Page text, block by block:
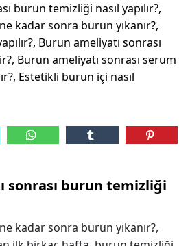
burun temizliği nasıl yapılır?,
kadar sonra burun yıkanır?,
Burun ameliyatı sonrası
Burun ameliyatı sonrası serum
Estetikli burun içi nasıl
sonrası burun temizliği
kadar sonra burun yıkanır?,